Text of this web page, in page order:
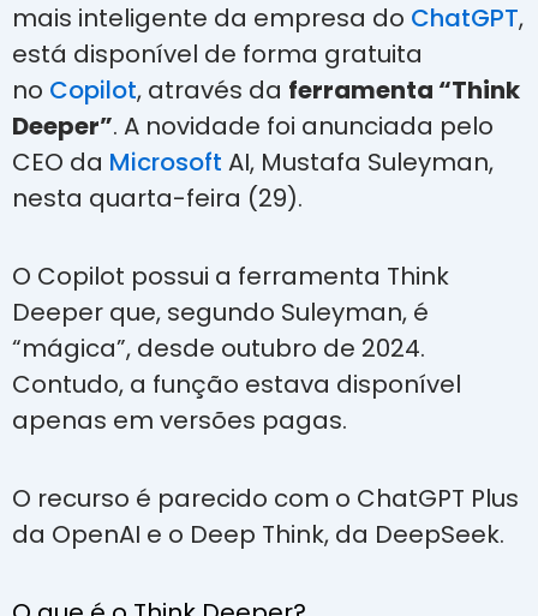
mais inteligente da empresa do ChatGPT,
está disponível de forma gratuita
no Copilot, através da ferramenta “Think
Deeper”. A novidade foi anunciada pelo
CEO da Microsoft AI, Mustafa Suleyman,
nesta quarta-feira (29).
O Copilot possui a ferramenta Think
Deeper que, segundo Suleyman, é
“mágica”, desde outubro de 2024.
Contudo, a função estava disponível
apenas em versões pagas.
O recurso é parecido com o ChatGPT Plus
da OpenAI e o Deep Think, da DeepSeek.